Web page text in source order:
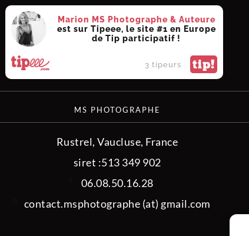
Marion MS Photographe & Auteure
est sur Tipeee, le site #1 en Europe
de Tip participatif !
3 tipeurs tip!
MS PHOTOGRAPHE
Rustrel, Vaucluse, France
siret :513 349 902
06.08.50.16.28
contact.msphotographe (at) gmail.com